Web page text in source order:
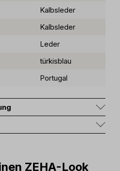
Kalbsleder
Kalbsleder
Leder
türkisblau
Portugal
ZEHA-Look